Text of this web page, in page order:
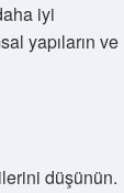
iyi
yapıların ve
düşünün.